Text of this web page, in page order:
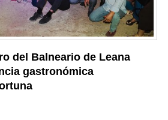
del Balneario de Leana
gastronómica